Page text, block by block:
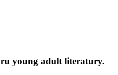
young adult literatury.